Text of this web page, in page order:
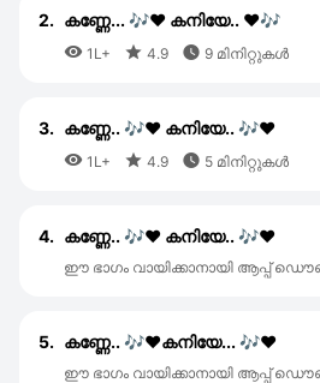
2. കണ്ണേ... 🎶♥️ കനിയേ.. ♥️🎶
 1L+  4.9  9 മിനിറ്റുകൾ
3. കണ്ണേ.. 🎶♥️ കനിയേ.. 🎶♥️
 1L+  4.9  5 മിനിറ്റുകൾ
4. കണ്ണേ.. 🎶♥️ കനിയേ.. 🎶♥️
ഈ ഭാഗം വായിക്കാനായി ആപ്പ്
5. കണ്ണേ.. 🎶♥️കനിയേ... 🎶♥️
ഈ ഭാഗം വായിക്കാനായി ആപ്പ്